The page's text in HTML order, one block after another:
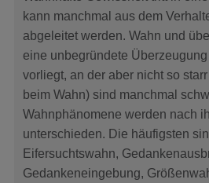
kann manchmal aus dem
abgeleitet werden. Wahn und
eine unbegründete
vorliegt, an der aber nicht so
beim Wahn) sind manchmal
Wahnphänomene werden nach
unterschieden. Die häufigsten
Eifersuchtswahn,
Gedankeneingebung,